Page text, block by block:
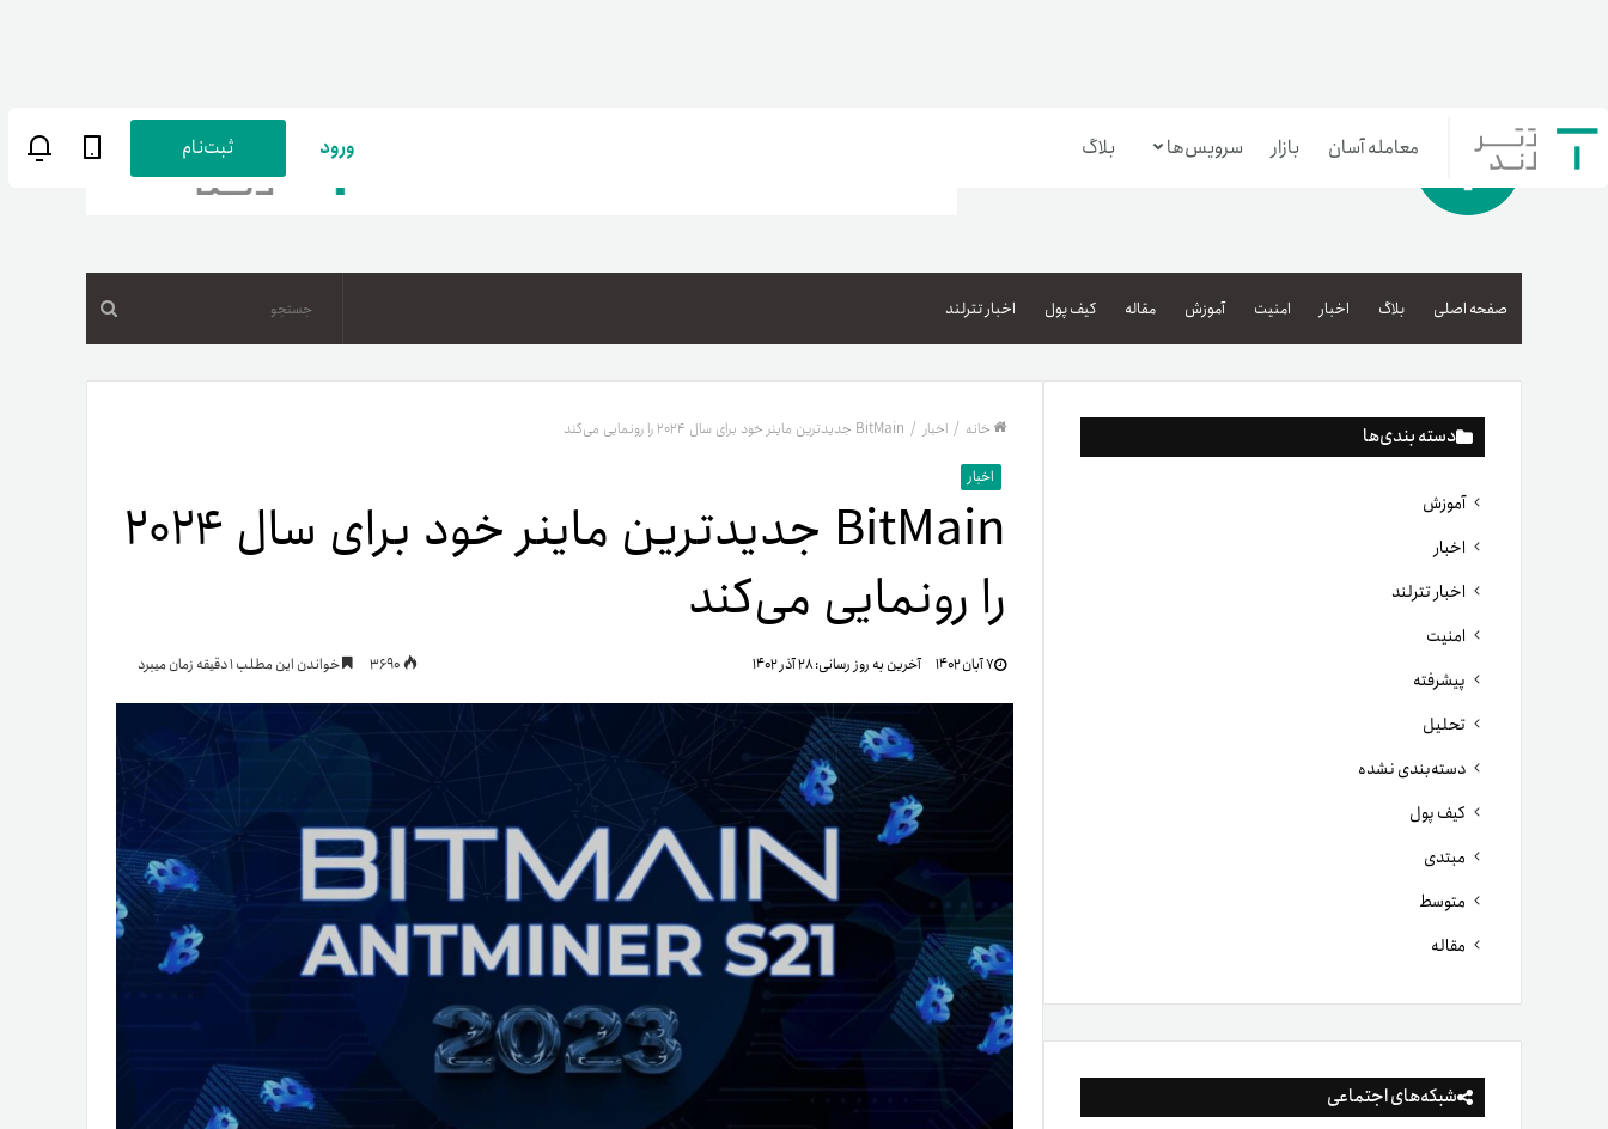
معامله آسان بازار سرویس‌ها
بازار تترلند
سرمایه‌گذاری آسان
پاداش کیف‌پول تومانی
مهر تترلند
بلاگ
زبان پارسی
حساب‌های بانکی
ورود ثبت‌نام
صفحه اصلی بلاگ اخبار امنیت آموزش مقاله کیف پول اخبار تترلند
دسته بندی‌ها
آموزش
اخبار
اخبار تترلند
امنیت
پیشرفته
تحلیل
دسته‌بندی نشده
کیف پول
مبتدی
متوسط
مقاله
شبکه‌های اجتماعی
خانه / اخبار / BitMain جدیدترین ماینر خود برای سال ۲۰۲۴ را رونمایی می‌کند
اخبار
BitMain جدیدترین ماینر خود برای سال ۲۰۲۴
را رونمایی می‌کند
۷ آبان ۱۴۰۲ آخرین به روز رسانی:۲۸ آذر ۱۴۰۲ خواندن این مطلب 1 دقیقه زمان میبرد